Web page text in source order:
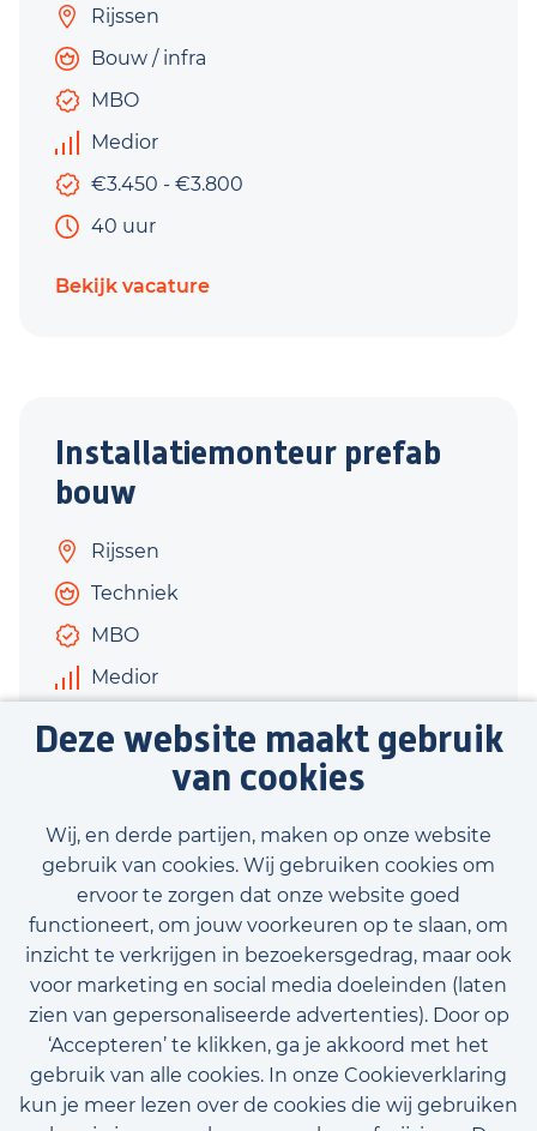
Deze website maakt gebruik
van cookies
Wij, en derde partijen, maken op onze website
gebruik van cookies. Wij gebruiken cookies om
ervoor te zorgen dat onze website goed
functioneert, om jouw voorkeuren op te slaan, om
inzicht te verkrijgen in bezoekersgedrag, maar ook
voor marketing en social media doeleinden (laten
zien van gepersonaliseerde advertenties). Door op
‘Accepteren’ te klikken, ga je akkoord met het
gebruik van alle cookies. In onze Cookieverklaring
kun je meer lezen over de cookies die wij gebruiken
Rijssen
Bouw / infra
MBO
Medior
€3.450 - €3.800
40 uur
Bekijk vacature
Installatiemonteur prefab
bouw
Rijssen
Techniek
MBO
Medior
€3.500 - €5.500
Bekijk vacature
Bekijk onze beschikbare vacatures